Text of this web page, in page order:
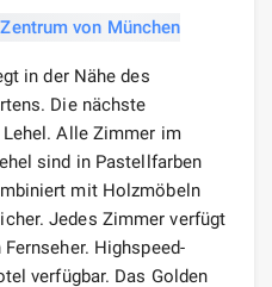
in der Nähe des
Die nächste
Alle Zimmer im
sind in Pastellfarben
mit Holzmöbeln
Jedes Zimmer verfügt
Highspeed-
verfügbar. Das Golden